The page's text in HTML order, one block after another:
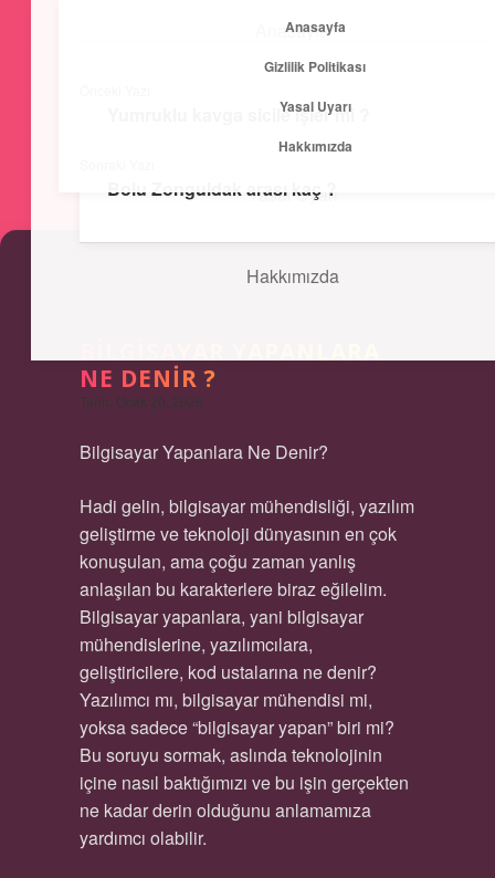
Anasayfa
Gizlilik Politikası
Yasal Uyarı
Hakkımızda
Kısa ve Öz
NE DENIR ?
Tarih: Ocak 20, 2026
Bilgisayar Yapanlara Ne Denir?
Hadi gelin, bilgisayar mühendisliği, yazılım
geliştirme ve teknoloji dünyasının en çok
konuşulan, ama çoğu zaman yanlış
anlaşılan bu karakterlere biraz eğilelim.
Bilgisayar yapanlara, yani bilgisayar
mühendislerine, yazılımcılara,
geliştiricilere, kod ustalarına ne denir?
Yazılımcı mı, bilgisayar mühendisi mi,
yoksa sadece “bilgisayar yapan” biri mi?
Bu soruyu sormak, aslında teknolojinin
içine nasıl baktığımızı ve bu işin gerçekten
ne kadar derin olduğunu anlamamıza
yardımcı olabilir.
Yumruklu kavga sicile işler mi ?
Bolu Zonguldak arası kaç ?
Anasayfa
Gizlilik Politikası
Yasal Uyarı
Hakkımızda